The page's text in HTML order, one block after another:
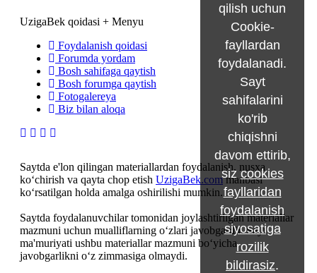
UzigaBek qoidasi + Menyu
Foydalanish qoidasi
Forumda yordam
Bosh sahifaga qaytish
Bosh forumga qaytish
Fotogalereya
Biz bilan aloqa
Saytda e'lon qilingan materiallardan foydalanish, nusxa
ko‘chirish va qayta chop etish UzigaBek.commanbasi
ko‘rsatilgan holda amalga oshirilishi mumkin.
Saytda foydalanuvchilar tomonidan joylashtirilgan materiallar
mazmuni uchun mualliflarning o‘zlari javobgardir. Sayt
ma'muriyati ushbu materiallar mazmuni bo‘yicha
javobgarlikni o‘z zimmasiga olmaydi.
qilish uchun
Cookie-
fayllardan
foydalanadi.
Sayt
sahifalarini
ko'rib
chiqishni
davom ettirib,
sizcookies
fayllaridan
foydalanish
siyosatiga
rozilik
bildirasiz.